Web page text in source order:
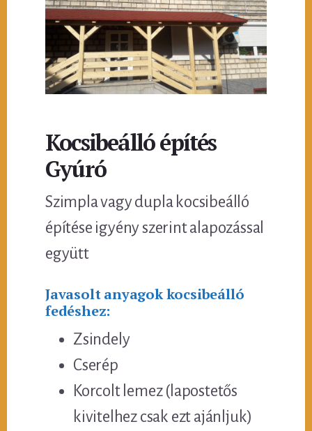
Kocsibeálló építés
Gyúró
Szimpla vagy dupla kocsibeálló
építése igyény szerint alapozással
együtt
Javasolt anyagok kocsibeálló
fedéshez:
Zsindely
Cserép
Korcolt lemez (lapostetős
kivitelhez csak ezt ajánljuk)